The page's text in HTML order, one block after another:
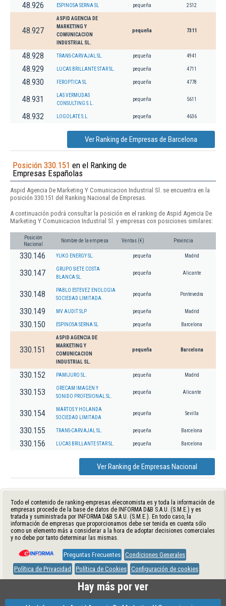
48.926 ESPINOSA SERNA SL pequeña 2512
48.927
ASPID AGENCIA DE
MARKETING Y
COMUNICACION
INDUSTRIAL SL.
pequeña 7311
48.928 TRANS-CARVAJAL SL. pequeña 4941
48.929 LUCAS BRILLANTE STAR SL. pequeña 4711
48.930 FEROPTICA SL pequeña 4778
48.931
LAS VERMUDAS
CONSULTING S.L.
pequeña 5611
48.932 LOGOLATE S.L. pequeña 4636
Ver Ranking de Empresas de Barcelona
Posición 330.151 en el Ranking de
Empresas Españolas
Aspid Agencia De Marketing Y Comunicacion Industrial Sl. se encuentra en la
posición 330.151 del Ranking Nacional de Empresas.
A continuación podrá consultar la posición en el ranking de Aspid Agencia De
Marketing Y Comunicacion Industrial Sl. y empresas con posiciones similares:
Posición
Nacional
Nombre de la empresa Ventas (€) Provincia
330.146 YUKO ENERGY SL. pequeña Madrid
330.147
GRUPO SIETE COSTA
BLANCA SL.
pequeña Alicante
330.148
PABLO ESTEVEZ ENOLOGIA
SOCIEDAD LIMITADA.
pequeña Pontevedra
330.149 MV AUDIT SLP pequeña Madrid
330.150 ESPINOSA SERNA SL pequeña Barcelona
330.151
ASPID AGENCIA DE
MARKETING Y
COMUNICACION
INDUSTRIAL SL.
pequeña Barcelona
330.152 PAMIJURO SL. pequeña Madrid
330.153
ORECAM IMAGEN Y
SONIDO PROFESIONAL SL.
pequeña Alicante
330.154
MARTOS Y HOLANDA
SOCIEDAD LIMITADA
pequeña Sevilla
330.155 TRANS-CARVAJAL SL. pequeña Barcelona
330.156 LUCAS BRILLANTE STAR SL. pequeña Barcelona
Ver Ranking de Empresas Nacional
Todo el contenido de ranking-empresas.eleconomista.es y toda la información de
empresas procede de la base de datos de INFORMA D&B S.A.U. (S.M.E.) y es
tratada y suministrada por INFORMA D&B S.A.U. (S.M.E.). En todo caso, la
información de empresas que proporcionamos debe ser tenida en cuenta sólo
como un elemento más a considerar a la hora de adoptar decisiones comerciales
y no debe por tanto determinar las mismas.
Preguntas Frecuentes Condiciones Generales
Política de Privacidad
Política de Cookies Configuración de cookies
Hay más por ver